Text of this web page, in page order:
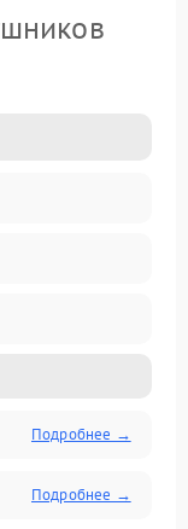
Подробнее →
Подробнее →